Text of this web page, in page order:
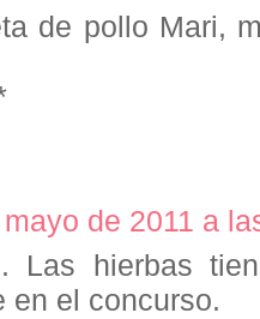
de pollo Mari,
de 2011 a
Las hierbas
en el concurso.